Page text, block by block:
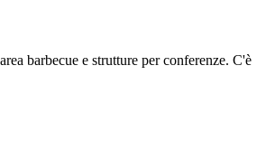
barbecue e strutture per conferenze. C'è